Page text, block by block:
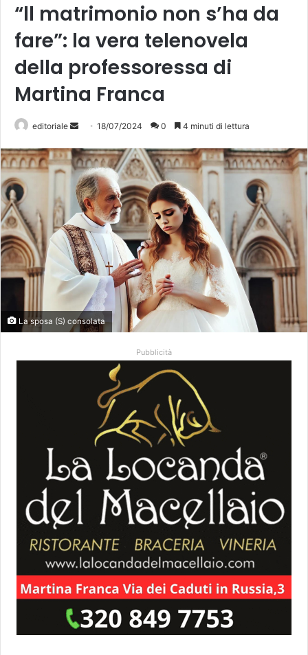
“ll matrimonio non s’ha da
fare”: la vera telenovela
della professoressa di
Martina Franca
editoriale
Invia 18/07/2024 0 4 minuti di lettura
La sposa (S) consolata
Pubblicità